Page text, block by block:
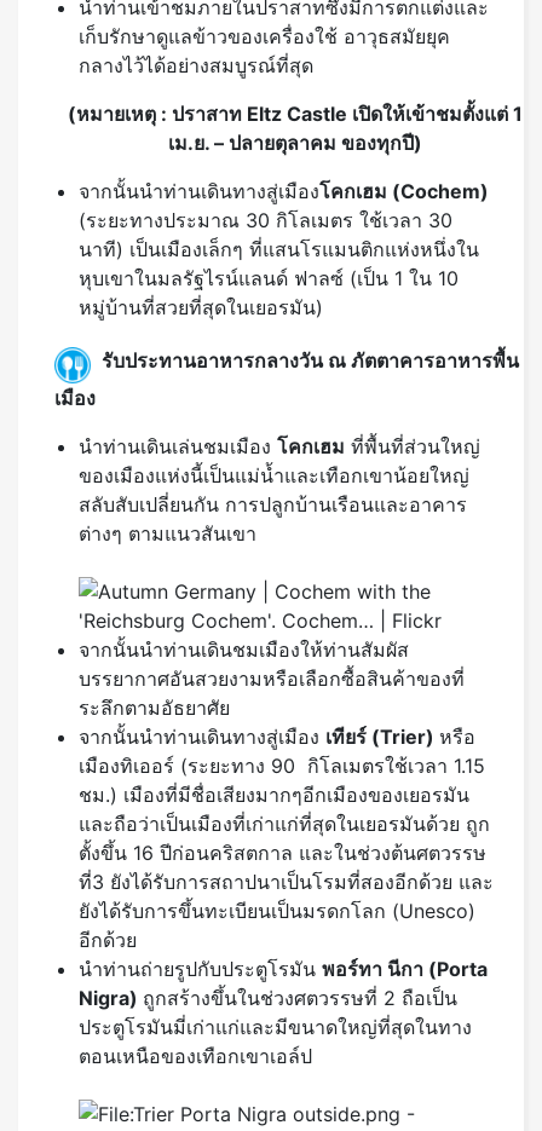
นำท่านเข้าชมภายในปราสาทซึ่งมีการตกแต่งและ
เก็บรักษาดูแลข้าวของเครื่องใช้ อาวุธสมัยยุค
กลางไว้ได้อย่างสมบูรณ์ที่สุด
(หมายเหตุ : ปราสาท Eltz Castle เปิดให้เข้าชมตั้งแต่ 1
เม.ย. – ปลายตุลาคม ของทุกปี)
จากนั้นนำท่านเดินทางสู่เมืองโคกเฮม (Cochem)
(ระยะทางประมาณ 30 กิโลเมตร ใช้เวลา 30
นาที) เป็นเมืองเล็กๆ ที่แสนโรแมนติกแห่งหนึ่งใน
หุบเขาในมลรัฐไรน์แลนด์ ฟาลซ์ (เป็น 1 ใน 10
หมู่บ้านที่สวยที่สุดในเยอรมัน)
รับประทานอาหารกลางวัน ณ ภัตตาคารอาหารพื้น
เมือง
นำท่านเดินเล่นชมเมือง โคกเฮม ที่พื้นที่ส่วนใหญ่
ของเมืองแห่งนี้เป็นแม่น้ำและเทือกเขาน้อยใหญ่
สลับสับเปลี่ยนกัน การปลูกบ้านเรือนและอาคาร
ต่างๆ ตามแนวสันเขา
จากนั้นนำท่านเดินชมเมืองให้ท่านสัมผัส
บรรยากาศอันสวยงามหรือเลือกซื้อสินค้าของที่
ระลึกตามอัธยาศัย
จากนั้นนำท่านเดินทางสู่เมือง เทียร์ (Trier) หรือ
เมืองทิเออร์ (ระยะทาง 90 กิโลเมตรใช้เวลา 1.15
ชม.) เมืองที่มีชื่อเสียงมากๆอีกเมืองของเยอรมัน
และถือว่าเป็นเมืองที่เก่าแก่ที่สุดในเยอรมันด้วย ถูก
ตั้งขึ้น 16 ปีก่อนคริสตกาล และในช่วงต้นศตวรรษ
ที่3 ยังได้รับการสถาปนาเป็นโรมที่สองอีกด้วย และ
ยังได้รับการขึ้นทะเบียนเป็นมรดกโลก (Unesco)
อีกด้วย
นำท่านถ่ายรูปกับประตูโรมัน พอร์ทา นีกา (Porta
Nigra) ถูกสร้างขึ้นในช่วงศตวรรษที่ 2 ถือเป็น
ประตูโรมันมี่เก่าแก่และมีขนาดใหญ่ที่สุดในทาง
ตอนเหนือของเทือกเขาเอล์ป